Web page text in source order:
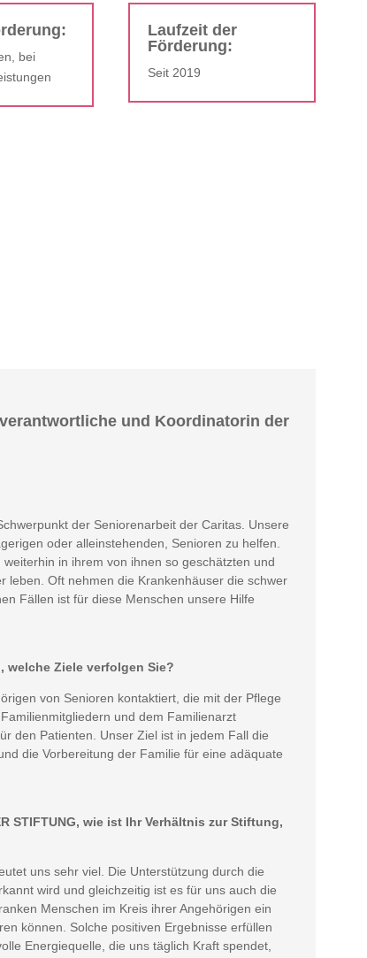
bei
Laufzeit der
Förderung:
Seit 2019
und Koordinatorin der
der Seniorenarbeit der Caritas. Unsere
oder alleinstehenden, Senioren zu helfen.
in ihrem von ihnen so geschätzten und
leben. Oft nehmen die Krankenhäuser die schwer
Fällen ist für diese Menschen unsere Hilfe
welche Ziele verfolgen Sie?
von Senioren kontaktiert, die mit der Pflege
und dem Familienarzt
den Patienten. Unser Ziel ist in jedem Fall die
die Vorbereitung der Familie für eine adäquate
STIFTUNG, wie ist Ihr Verhältnis zur Stiftung,
uns sehr viel. Die Unterstützung durch die
wird und gleichzeitig ist es für uns auch die
Menschen im Kreis ihrer Angehörigen ein
können. Solche positiven Ergebnisse erfüllen
Energiequelle, die uns täglich Kraft spendet,